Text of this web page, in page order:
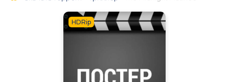
HDRip